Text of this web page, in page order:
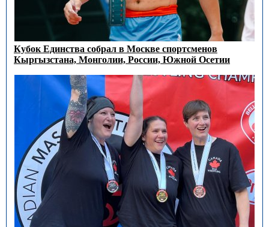
Кубок Единства собрал в Москве спортсменов
Кыргызстана, Монголии, России, Южной Осетии